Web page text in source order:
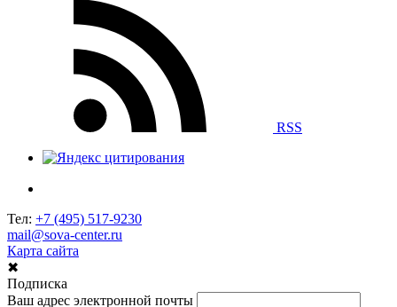
RSS
Тел: +7 (495) 517-9230
mail@sova-center.ru
Карта сайта
✖
Подписка
Ваш адрес электронной почты